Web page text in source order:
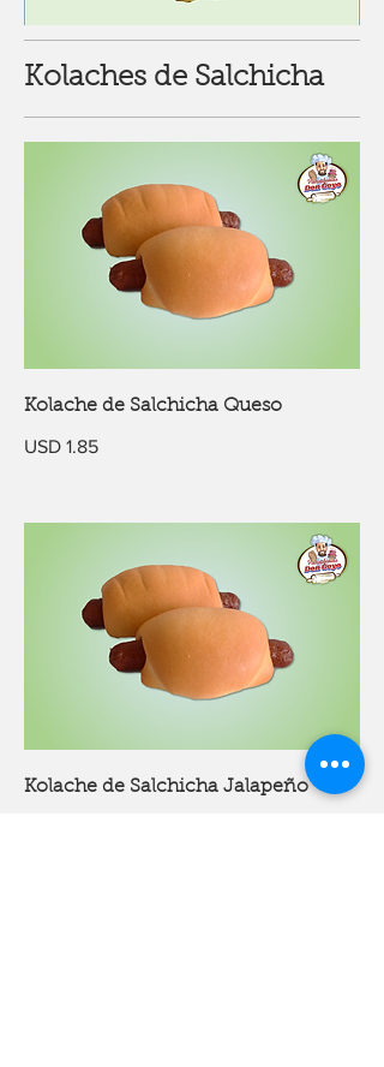
Kolaches de Salchicha
Kolache de Salchicha Queso
USD 1.85
Kolache de Salchicha Jalapeño